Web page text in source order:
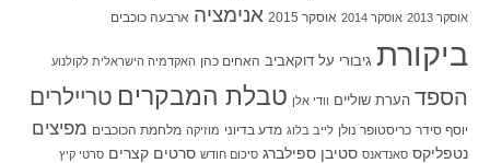
אוסקר 2013 אוסקר 2014 אוסקר 2015 אנימציה ארבעה כוכבים
ביקורת גיבורי על דוקאביב האחים כהן האקדמיה הישראלית לקולנוע
הספד הערת שוליים וודי אלן טבלת המבקרים טריילרים
יוסף סידר כריסטופר נולן לייב בלוג מדע בדיוני מוזיקה מלחמת הכוכבים מפיצים
נטפליקס סאנדאנס סטיבן ספילברג סיכום חודש סרטים קצרים סרטי קיץ